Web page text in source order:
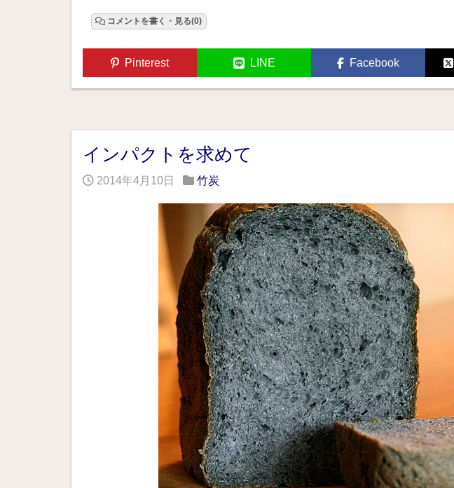
コメントを書く・見る(0)
Pinterest LINE Facebook
インパクトを求めて
2014年4月10日 竹炭